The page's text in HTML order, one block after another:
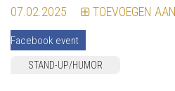
07.02.2025 TOEVOEGEN
Facebook event
STAND-UP/HUMOR